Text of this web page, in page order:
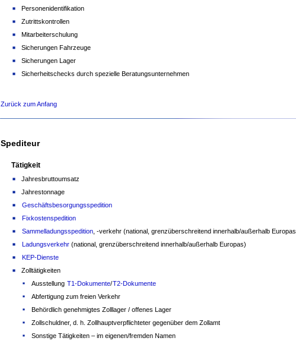
Personenidentifikation
Zutrittskontrollen
Mitarbeiterschulung
Sicherungen Fahrzeuge
Sicherungen Lager
Sicherheitschecks durch spezielle Beratungsunternehmen
Zurück zum Anfang
Spediteur
Tätigkeit
Jahresbruttoumsatz
Jahrestonnage
Geschäftsbesorgungsspedition
Fixkostenspedition
Sammelladungsspedition , -verkehr (national, grenzüberschreitend innerhalb/außerhalb
Ladungsverkehr (national, grenzüberschreitend innerhalb/außerhalb Europas)
KEP-Dienste
Zolltätigkeiten
Ausstellung T1-Dokumente/T2-Dokumente
Abfertigung zum freien Verkehr
Behördlich genehmigtes Zolllager / offenes Lager
Zollschuldner, d. h. Zollhauptverpflichteter gegenüber dem Zollamt
Sonstige Tätigkeiten – im eigenen/fremden Namen